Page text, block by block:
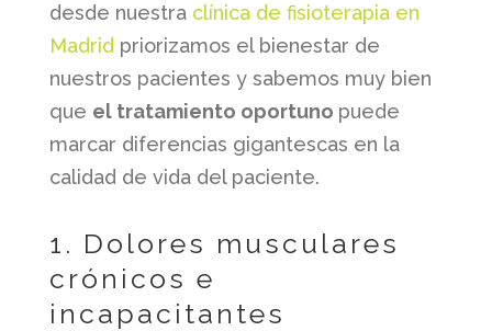
desde nuestra clínica de fisioterapia en
Madrid priorizamos el bienestar de
nuestros pacientes y sabemos muy bien
que el tratamiento oportuno puede
marcar diferencias gigantescas en la
calidad de vida del paciente.
1. Dolores musculares
crónicos e
incapacitantes